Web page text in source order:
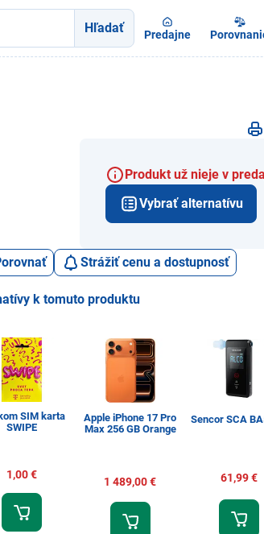
Hľadať Predajne
Produkt už nieje v
Vybrať alternatívu
Strážiť cenu a dostupnosť
k tomuto produktu
SIM karta
SWIPE
1,00 €
Apple iPhone 17 Pro
Max 256 GB Orange
1 489,00 €
Sencor SCA
61,99 €